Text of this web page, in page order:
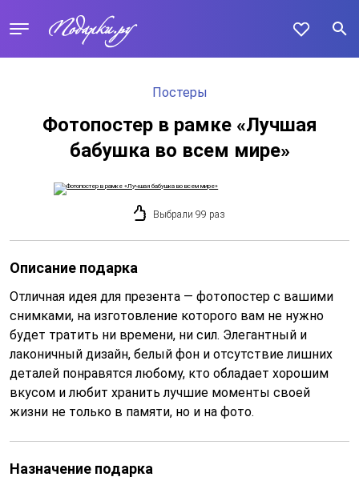
Постеры
Фотопостер в рамке «Лучшая
бабушка во всем мире»
Выбрали 99 раз
Описание подарка
Отличная идея для презента — фотопостер с вашими
снимками, на изготовление которого вам не нужно
будет тратить ни времени, ни сил. Элегантный и
лаконичный дизайн, белый фон и отсутствие лишних
деталей понравятся любому, кто обладает хорошим
вкусом и любит хранить лучшие моменты своей
жизни не только в памяти, но и на фото.
Назначение подарка